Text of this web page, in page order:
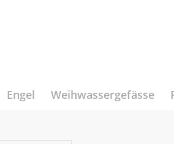
Engel Weihwassergefässe